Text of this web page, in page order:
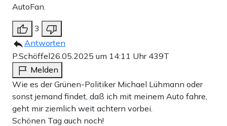
AutoFan.
3
Antworten
P.Schöffel26.05.2025 um 14:11 Uhr 439T
Melden
Wie es der Grünen-Politiker Michael Lühmann oder
sonst jemand findet, daß ich mit meinem Auto fahre,
geht mir ziemlich weit achtern vorbei.
Schönen Tag auch noch!